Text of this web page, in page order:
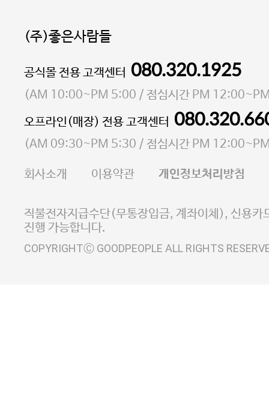
(주)좋은사람들
대표 이성현,박영환| 개인정보관리책임자 김상현
소재지 서울특별시 마포구 마포대로4다길 41 마포
통신판매업 신고번호 2023-서울마포-3931호
사업자등록번호 105-81-58242
E-MAIL goodpeople@gpin.co.kr
사업자정보확인
이니시스 에스크로 서비
공식몰 전용 고객센터 080.320.1925
(AM 10:00~PM 5:00 / 점심시간 PM
오프라인(매장) 전용 고객센터
(AM 09:30~PM 5:30 / 점심시간 PM
회사소개 이용약관 개인정보처리방침
직불전자지급수단(무통장입금, 계좌이체), 신용카
진행 가능합니다.
COPYRIGHTⒸ GOODPEOPLE ALL RIGHTS